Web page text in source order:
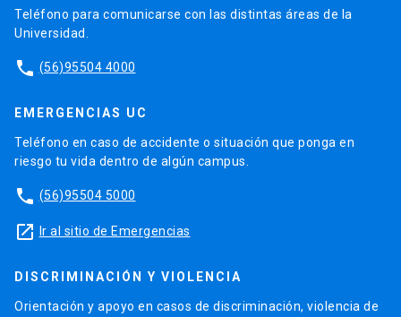
Teléfono para comunicarse con las distintas áreas de la
Universidad.
phone (56)95504 4000
EMERGENCIAS UC
Teléfono en caso de accidente o situación que ponga en
riesgo tu vida dentro de algún campus.
phone (56)95504 5000
launch Ir al sitio de Emergencias
DISCRIMINACIÓN Y VIOLENCIA
Orientación y apoyo en casos de discriminación, violencia de